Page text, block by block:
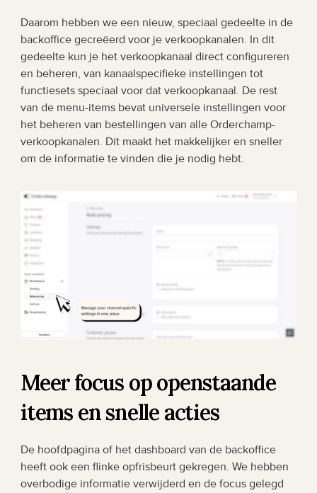
Daarom hebben we een nieuw, speciaal gedeelte in de
backoffice gecreëerd voor je verkoopkanalen. In dit
gedeelte kun je het verkoopkanaal direct configureren
en beheren, van kanaalspecifieke instellingen tot
functiesets speciaal voor dat verkoopkanaal. De rest
van de menu-items bevat universele instellingen voor
het beheren van bestellingen van alle Orderchamp-
verkoopkanalen. Dit maakt het makkelijker en sneller
om de informatie te vinden die je nodig hebt.
Meer focus op openstaande
items en snelle acties
De hoofdpagina of het dashboard van de backoffice
heeft ook een flinke opfrisbeurt gekregen. We hebben
overbodige informatie verwijderd en de focus gelegd